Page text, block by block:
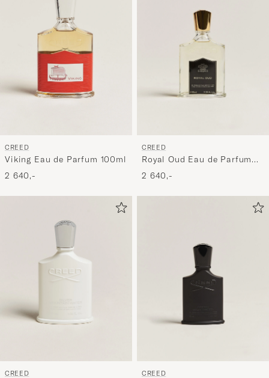
CREED
Viking Eau de Parfum 100ml
2 640,-
CREED
Royal Oud Eau de Parfum
100ml
2 640,-
CREED CREED